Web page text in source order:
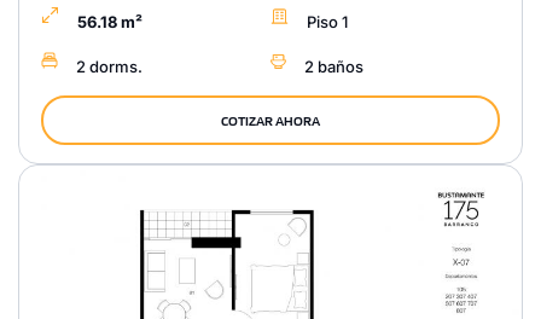
56.18 m² Piso 1
2 dorms. 2 baños
COTIZAR AHORA